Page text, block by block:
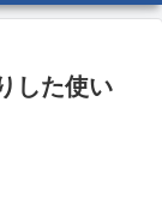
した使い